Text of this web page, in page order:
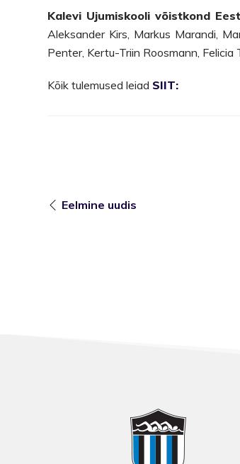
Kalevi Ujumiskooli võistkond
Aleksander Kirs, Markus Marandi,
Penter, Kertu-Triin Roosmann, Felicia
Kõik tulemused leiad SIIT:
Eelmine uudis